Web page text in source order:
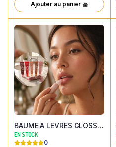
Ajouter au panier 🧺
BAUME A LEVRES GLOSS HYDRATANT LIP FEBBLE 10.8g (6 parfums au choix)
EN STOCK
0